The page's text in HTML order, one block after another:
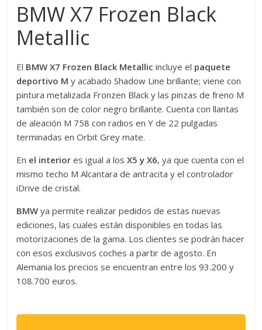
BMW X7 Frozen Black
Metallic
El BMW X7 Frozen Black Metallic incluye el paquete
deportivo M y acabado Shadow Line brillante; viene con
pintura metalizada Fronzen Black y las pinzas de freno M
también son de color negro brillante. Cuenta con llantas
de aleación M 758 con radios en Y de 22 pulgadas
terminadas en Orbit Grey mate.
En el interior es igual a losX5 y X6, ya que cuenta con el
mismo techo M Alcantara de antracita y el controlador
iDrive de cristal.
BMW ya permite realizar pedidos de estas nuevas
ediciones, las cuales están disponibles en todas las
motorizaciones de la gama. Los clientes se podrán hacer
con esos exclusivos coches a partir de agosto. En
Alemania los precios se encuentran entre los 93.200 y
108.700 euros.